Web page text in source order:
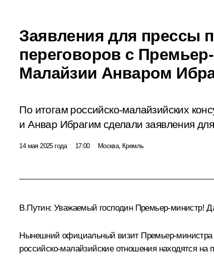
Заявления для прессы
переговоров с
Малайзии Анваром
По итогам российско-малайзийских
и Анвар Ибрагим сделали заявления
14 мая 2025 года 17:00 Москва, Кремль
В.Путин: Уважаемый господин Премьер-министр!
Нынешний официальный визит Премьер-министра
российско-малайзийские отношения находятся на